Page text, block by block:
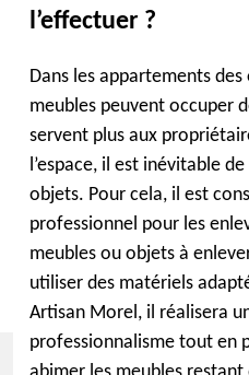
l’effectuer ?
Dans les appartements des
meubles peuvent occuper
servent plus aux
l’espace, il est inévitable
objets. Pour cela, il est
professionnel pour les
meubles ou objets à
utiliser des matériels
Artisan Morel, il réalisera
professionnalisme tout en